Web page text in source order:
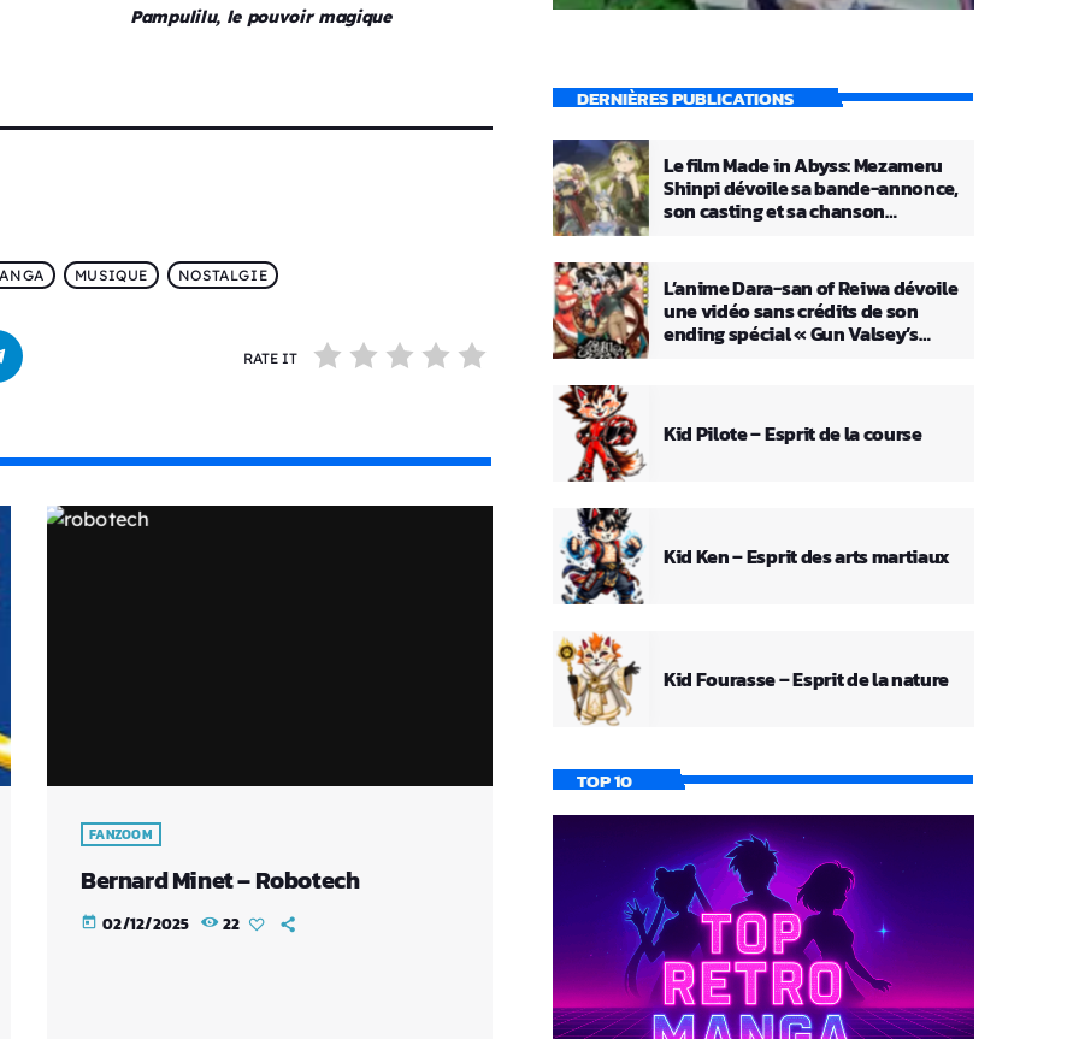
Pampulilu, le pouvoir magique
MUSIQUE NOSTALGIE
RATE IT
FANZOOM
Bernard Minet – Robotech
today 02/12/2025 22
DERNIÈRES PUBLICATIONS
Le film Made in Abyss: Mezameru
Shinpi dévoile sa bande-annonce,
son casting et sa chanson
L’anime Dara-san of Reiwa dévoile
une vidéo sans crédits de son
ending spécial « Gun Valsey’s
Kid Pilote – Esprit de la course
Kid Ken – Esprit des arts martiaux
Kid Fourasse – Esprit de la nature
TOP 10